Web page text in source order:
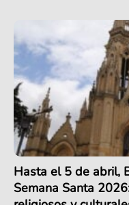
Hasta el 5 de abril,
Semana Santa